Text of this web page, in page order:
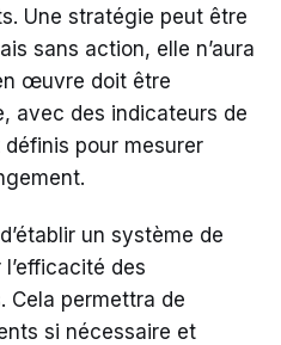
Une stratégie peut être
sans action, elle n’aura
œuvre doit être
avec des indicateurs de
pour mesurer
un système de
des
Cela permettra de
si nécessaire et